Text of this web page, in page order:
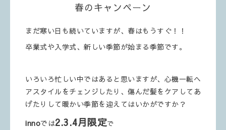
春のキャンペーン
まだ寒い日も続いていますが、春はもうすぐ！！
卒業式や入学式、新しい季節が始まる季節です。
いろいろ忙しい中ではあると思いますが、心機一転ヘ
アスタイルをチェンジしたり、傷んだ髪をケアしてあ
げたりして暖かい季節を迎えてはいかがですか？
innoでは2.3.4月限定で